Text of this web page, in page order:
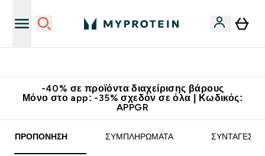
-40% σε προϊόντα διαχείρισης βάρους
Μόνο στο app: -35% σχεδόν σε όλα | Κωδικός:
APPGR
ΠΡΟΠΌΝΗΣΗ ΣΥΜΠΛΗΡΏΜΑΤΑ ΣΥΝΤΑΓΈΣ